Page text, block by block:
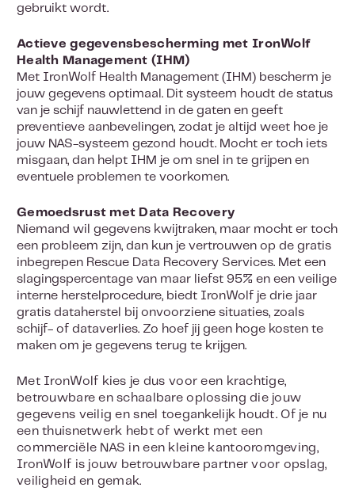
gebruikt wordt.
Actieve gegevensbescherming met IronWolf
Health Management (IHM)
Met IronWolf Health Management (IHM) bescherm je
jouw gegevens optimaal. Dit systeem houdt de status
van je schijf nauwlettend in de gaten en geeft
preventieve aanbevelingen, zodat je altijd weet hoe je
jouw NAS-systeem gezond houdt. Mocht er toch iets
misgaan, dan helpt IHM je om snel in te grijpen en
eventuele problemen te voorkomen.
Gemoedsrust met Data Recovery
Niemand wil gegevens kwijtraken, maar mocht er toch
een probleem zijn, dan kun je vertrouwen op de gratis
inbegrepen Rescue Data Recovery Services. Met een
slagingspercentage van maar liefst 95% en een veilige
interne herstelprocedure, biedt IronWolf je drie jaar
gratis dataherstel bij onvoorziene situaties, zoals
schijf- of dataverlies. Zo hoef jij geen hoge kosten te
maken om je gegevens terug te krijgen.
Met IronWolf kies je dus voor een krachtige,
betrouwbare en schaalbare oplossing die jouw
gegevens veilig en snel toegankelijk houdt. Of je nu
een thuisnetwerk hebt of werkt met een
commerciële NAS in een kleine kantooromgeving,
IronWolf is jouw betrouwbare partner voor opslag,
veiligheid en gemak.